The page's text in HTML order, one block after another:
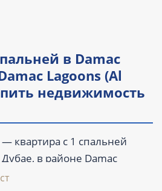
в Damac
Lagoons (Al
недвижимость
— квартира с 1 спальней
в районе Damac
Лот предлагается к покупке